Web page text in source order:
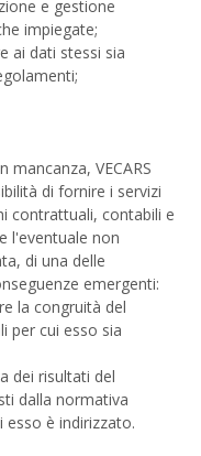
e gestione
impiegate;
ai dati stessi sia
VECARS
di fornire i servizi
contrattuali, contabili e
l'eventuale non
di una delle
emergenti:
la congruità del
per cui esso sia
dei risultati del
dalla normativa
è indirizzato.